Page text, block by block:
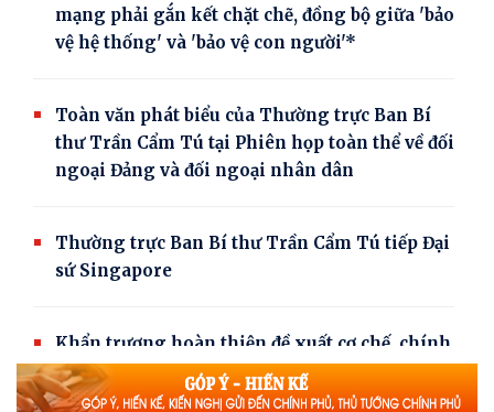
mạng phải gắn kết chặt chẽ, đồng bộ giữa 'bảo
vệ hệ thống' và 'bảo vệ con người'*
Toàn văn phát biểu của Thường trực Ban Bí
thư Trần Cẩm Tú tại Phiên họp toàn thể về đối
ngoại Đảng và đối ngoại nhân dân
Thường trực Ban Bí thư Trần Cẩm Tú tiếp Đại
sứ Singapore
Khẩn trương hoàn thiện đề xuất cơ chế, chính
sách phát triển Trung tâm lọc hóa dầu và
năng lượng quốc gia tại Dung Quất (Quảng